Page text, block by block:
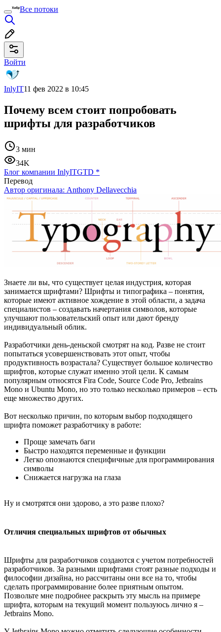
Все потоки
Войти
InlyIT11 фев 2022 в 10:45
Почему всем стоит попробовать
шрифты для разработчиков
3 мин
34K
Блог компании InlyITGTD *
Перевод
Автор оригинала: Anthony Dellavecchia
Знаете ли вы, что существует целая индустрия, которая
занимается шрифтами? Шрифты и типографика – понятия,
которые имеют активное хождение в этой области, а задача
специалистов – создавать начертания символов, которые
улучшают пользовательский опыт или дают бренду
индивидуальный облик.
Разработчики день-деньской смотрят на код. Разве не стоит
попытаться усовершенствовать этот опыт, чтобы
продуктивность возрастала? Существует большое количество
шрифтов, которые служат именно этой цели. К самым
популярным относятся Fira Code, Source Code Pro, Jetbrains
Mono и Ubuntu Mono, но это только несколько примеров – есть
еще множество других.
Вот несколько причин, по которым выбор подходящего
шрифта поможет разработчику в работе:
Проще замечать баги
Быстро находятся переменные и функции
Легко опознаются специфичные для программирования
символы
Снижается нагрузка на глаза
Ну и смотрятся они здорово, а это разве плохо?
Отличия специальных шрифтов от обычных
Шрифты для разработчиков создаются с учетом потребностей
разработчиков. За разными шрифтами стоят разные подходы и
философии дизайна, но рассчитаны они все на то, чтобы
сделать программирование более приятным опытом.
Позвольте мне подробнее раскрыть эту мысль на примере
шрифта, которым на текущий момент пользуюсь лично я –
Jetbrains Mono.